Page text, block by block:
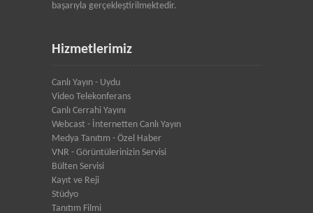
başarıyla gerçekleştirilmektedir.
Hizmetlerimiz
Canlı Yayın - Uydu
Video Telekonferans
Canlı Cerrahi Yayını
Webcast - İnternetten Canlı Yayın
Medya Tanıtım - Özel Haber
VNR - Görüntülerinizin Servisi
Bülten Servisi
Kayıt ve Reji
Stüdyo
Tanıtım Filmi